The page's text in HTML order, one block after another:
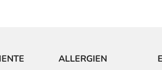
ALLERGIEN